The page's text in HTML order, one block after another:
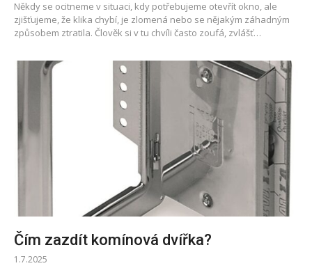
Někdy se ocitneme v situaci, kdy potřebujeme otevřít okno, ale
zjišťujeme, že klika chybí, je zlomená nebo se nějakým záhadným
způsobem ztratila. Člověk si v tu chvíli často zoufá, zvlášť…
Čím zazdít komínová dvířka?
1.7.2025